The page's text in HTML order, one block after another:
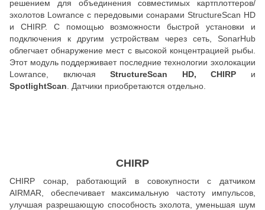
решением для объединения совместимых картплоттеров/
эхолотов Lowrance с передовыми сонарами StructureScan HD
и CHIRP. С помощью возможности быстрой установки и
подключения к другим устройствам через сеть, SonarHub
облегчает обнаружение мест с высокой концентрацией рыбы.
Этот модуль поддерживает последние технологии эхолокации
Lowrance, включаяStructureScan HD, CHIRP и
SpotlightScan . Датчики приобретаются отдельно.
CHIRP
CHIRP сонар, работающий в совокупности с датчиком
AIRMAR, обеспечивает максимальную частоту импульсов,
улучшая разрешающую способность эхолота, уменьшая шум